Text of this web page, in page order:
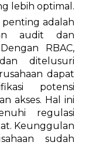
lebih optimal.
adalah
audit dan
RBAC,
ditelusuri
dapat
potensi
akses. Hal ini
regulasi
Keunggulan
sudah